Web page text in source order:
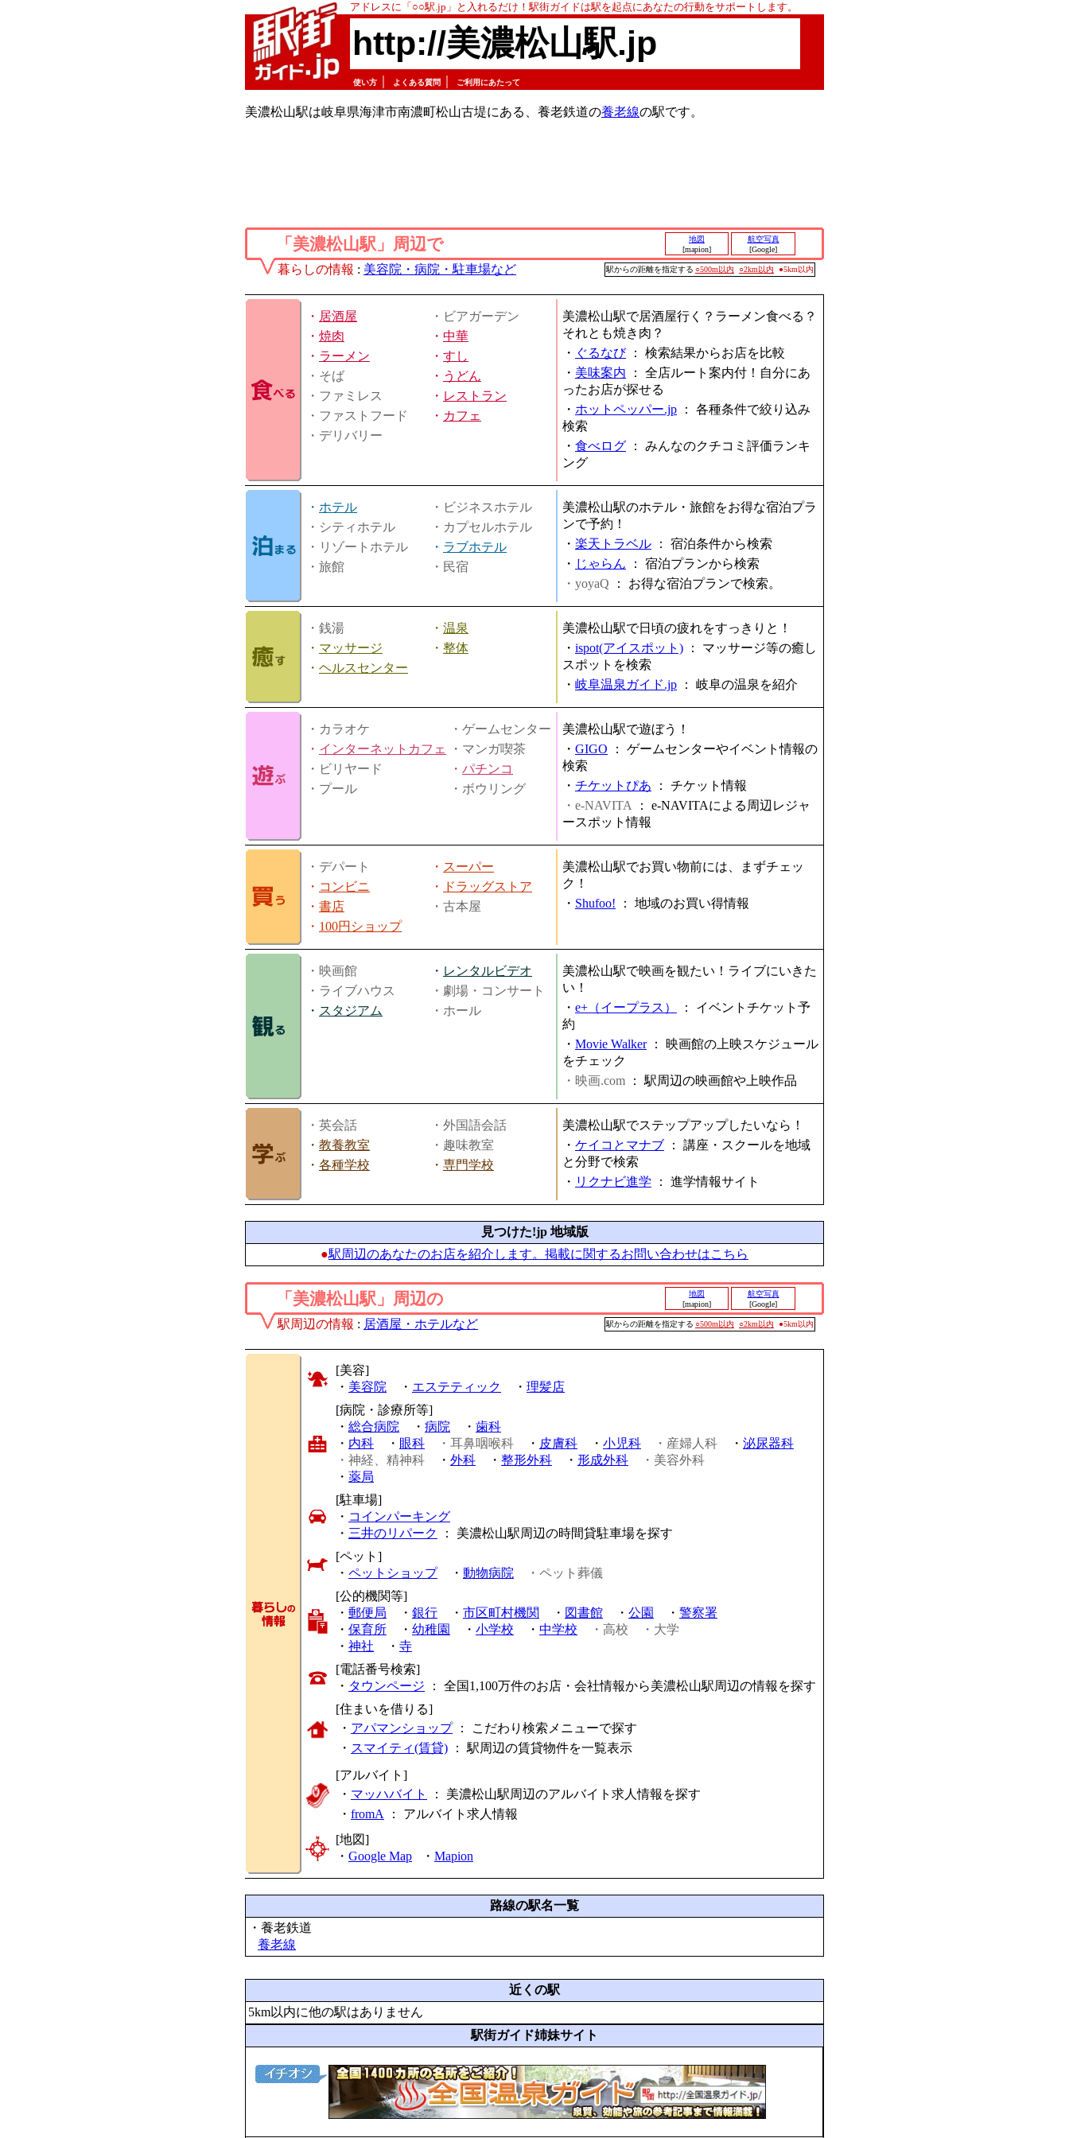
アドレスに「○○駅.jp」と入れるだけ！駅街ガイドは駅を起点にあなたの行動をサポートします。
http://美濃松山駅.jp
使い方 よくある質問 ご利用にあたって
美濃松山駅は岐阜県海津市南濃町松山古堤にある、養老鉄道の養老線の駅です。
「美濃松山駅」周辺で
地図
[mapion]
航空写真
[Google]
暮らしの情報 : 美容院・病院・駐車場など 駅からの距離を指定する ○500m以内 ○2km以内 ●5km以内
・ 居酒屋
・ビアガーデン
・ 焼肉 ・ 中華
・ ラーメン ・ すし
・そば
・ うどん
・ファミレス
・ レストラン
・ファストフード
・ カフェ
・デリバリー
美濃松山駅で居酒屋行く？ラーメン食べる？
それとも焼き肉？
・ ぐるなび： 検索結果からお店を比較
・ 美味案内 ： 全店ルート案内付！自分にあ
ったお店が探せる
・ ホットペッパー.jp ： 各種条件で絞り込み
検索
・ 食べログ ： みんなのクチコミ評価ランキ
ング
・ ホテル
・ビジネスホテル
・シティホテル
・カプセルホテル
・リゾートホテル
・ ラブホテル
・旅館
・民宿
美濃松山駅のホテル・旅館をお得な宿泊プラ
ンで予約！
・ 楽天トラベル ： 宿泊条件から検索
・ じゃらん ： 宿泊プランから検索
・yoyaQ ： お得な宿泊プランで検索。
・銭湯 ・ 温泉
・ マッサージ ・ 整体
・ ヘルスセンター
美濃松山駅で日頃の疲れをすっきりと！
・ ispot(アイスポット) ： マッサージ等の癒し
スポットを検索
・ 岐阜温泉ガイド.jp ： 岐阜の温泉を紹介
・カラオケ
・ゲームセンター
・ インターネットカフェ
・マンガ喫茶
・ビリヤード
・ パチンコ
・プール
・ボウリング
美濃松山駅で遊ぼう！
・ GIGO ： ゲームセンターやイベント情報の
検索
・ チケットぴあ ： チケット情報
・e-NAVITA
： e-NAVITAによる周辺レジャ
ースポット情報
・デパート ・ スーパー
・ コンビニ ・
ドラッグストア
・ 書店
・古本屋
・ 100円ショップ
美濃松山駅でお買い物前には、まずチェッ
ク！
・ Shufoo! ： 地域のお買い得情報
・映画館 ・ レンタルビデオ
・ライブハウス
・劇場・コンサート
・ スタジアム ・ホール
美濃松山駅で映画を観たい！ライブにいきた
い！
・ e+（イープラス） ： イベントチケット予
約
・ Movie Walker： 映画館の上映スケジュール
をチェック
・映画.com ： 駅周辺の映画館や上映作品
・英会話
・外国語会話
・ 教養教室
・趣味教室
・ 各種学校 ・ 専門学校
美濃松山駅でステップアップしたいなら！
・ ケイコとマナブ ： 講座・スクールを地域
と分野で検索
・ リクナビ進学 ： 進学情報サイト
見つけた!jp 地域版
●駅周辺のあなたのお店を紹介します。掲載に関するお問い合わせはこちら
「美濃松山駅」周辺の
地図
[mapion]
航空写真
[Google]
駅周辺の情報 : 居酒屋・ホテルなど 駅からの距離を指定する ○500m以内 ○2km以内 ●5km以内
[美容]
・ 美容院 ・ エステティック ・ 理髪店
[病院・診療所等]
・ 総合病院 ・ 病院 ・ 歯科
・ 内科 ・ 眼科 ・耳鼻咽喉科 ・ 皮膚科 ・ 小児科 ・産婦人科 ・ 泌尿器科
・神経、精神科 ・ 外科 ・ 整形外科 ・ 形成外科
・美容外科
・ 薬局
[駐車場]
・ コインパーキング
・ 三井のリパーク
： 美濃松山駅周辺の時間貸駐車場を探す
[ペット]
・ ペットショップ・ 動物病院
・ペット葬儀
[公的機関等]
・ 郵便局 ・ 銀行 ・ 市区町村機関 ・ 図書館 ・ 公園 ・ 警察署
・ 保育所 ・ 幼稚園 ・ 小学校 ・ 中学校 ・高校
・大学
・ 神社 ・ 寺
[電話番号検索]
・ タウンページ ： 全国1,100万件のお店・会社情報から美濃松山駅周辺の情報を探す
[住まいを借りる]
・ アパマンショップ： こだわり検索メニューで探す
・ スマイティ(賃貸) ： 駅周辺の賃貸物件を一覧表示
[アルバイト]
・ マッハバイト
： 美濃松山駅周辺のアルバイト求人情報を探す
・ fromA ： アルバイト求人情報
[地図]
・ Google Map ・ Mapion
路線の駅名一覧
・養老鉄道
養老線
近くの駅
5km以内に他の駅はありません
駅街ガイド姉妹サイト